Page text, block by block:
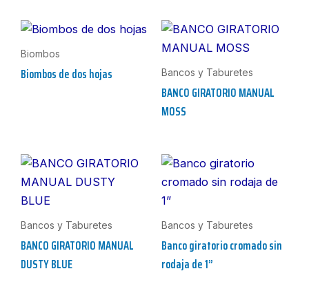
Biombos
Biombos de dos hojas Bancos y Taburetes
BANCO GIRATORIO MANUAL
MOSS
Bancos y Taburetes
BANCO GIRATORIO MANUAL
DUSTY BLUE
Bancos y Taburetes
Banco giratorio cromado sin
rodaja de 1”